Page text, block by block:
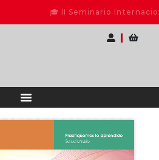
🎓 II Seminario Internacional para